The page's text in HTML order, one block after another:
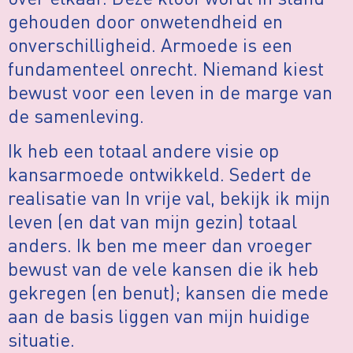
gehouden door onwetendheid en
onverschilligheid. Armoede is een
fundamenteel onrecht. Niemand kiest
bewust voor een leven in de marge van
de samenleving.
Ik heb een totaal andere visie op
kansarmoede ontwikkeld. Sedert de
realisatie van In vrije val, bekijk ik mijn
leven (en dat van mijn gezin) totaal
anders. Ik ben me meer dan vroeger
bewust van de vele kansen die ik heb
gekregen (en benut); kansen die mede
aan de basis liggen van mijn huidige
situatie.